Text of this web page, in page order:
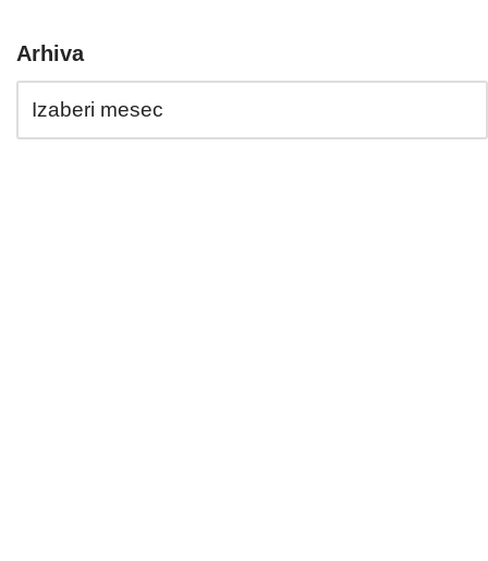
Arhiva